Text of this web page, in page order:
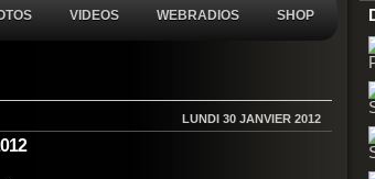
VIDEOS WEBRADIOS SHOP
LUNDI 30 JANVIER 2012